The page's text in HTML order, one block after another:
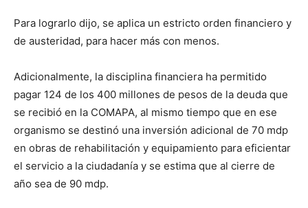
Para lograrlo dijo, se aplica un estricto orden financiero y
de austeridad, para hacer más con menos.
Adicionalmente, la disciplina financiera ha permitido
pagar 124 de los 400 millones de pesos de la deuda que
se recibió en la COMAPA, al mismo tiempo que en ese
organismo se destinó una inversión adicional de 70 mdp
en obras de rehabilitación y equipamiento para eficientar
el servicio a la ciudadanía y se estima que al cierre de
año sea de 90 mdp.